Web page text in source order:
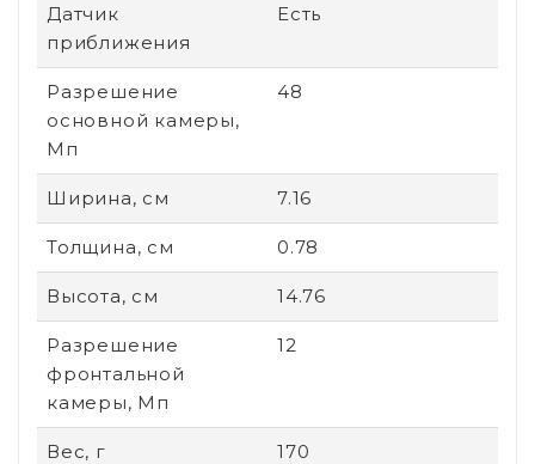
Датчик
приближения
Есть
Разрешение
основной камеры,
Мп
48
Ширина, см 7.16
Толщина, см 0.78
Высота, см 14.76
Разрешение
фронтальной
камеры, Мп
12
Вес, г 170